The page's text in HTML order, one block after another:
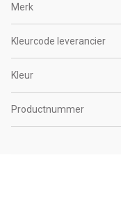
Merk
Kleurcode leverancier
Kleur
Productnummer